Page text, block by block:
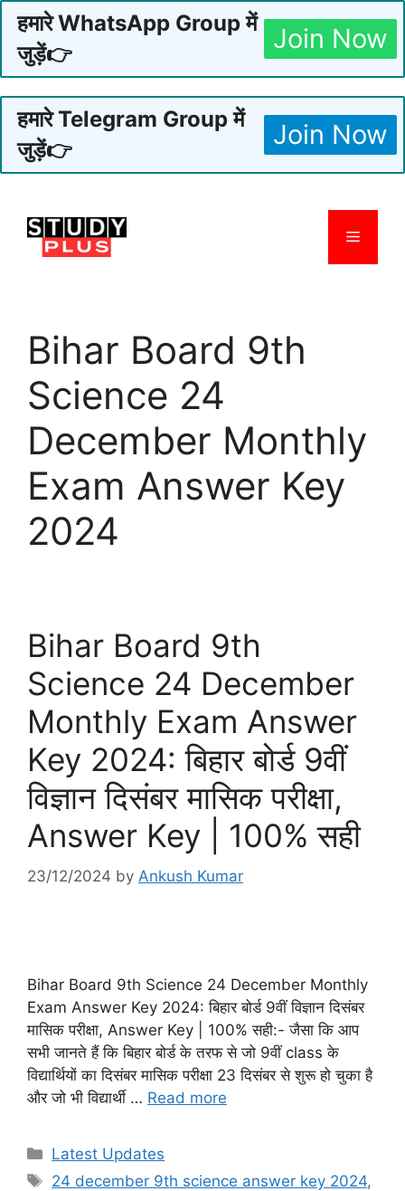
हमारे WhatsApp Group में
जुड़ें👉
Join Now
हमारे Telegram Group में
जुड़ें👉
Join Now
content
Menu
Bihar Board 9th
Science 24
December Monthly
Exam Answer Key
2024
Bihar Board 9th
Science 24 December
Monthly Exam Answer
Key 2024: बिहार बोर्ड 9वीं
विज्ञान दिसंबर मासिक परीक्षा,
Answer Key | 100% सही
23/12/2024 by Ankush Kumar
Bihar Board 9th Science 24 December Monthly
Exam Answer Key 2024: बिहार बोर्ड 9वीं विज्ञान दिसंबर
मासिक परीक्षा, Answer Key | 100% सही:- जैसा कि आप
सभी जानते हैं कि बिहार बोर्ड के तरफ से जो 9वीं class के
विद्यार्थियों का दिसंबर मासिक परीक्षा 23 दिसंबर से शुरू हो चुका है
और जो भी विद्यार्थी … Read more
Categories
Latest Updates
Tags
24 december 9th science answer key 2024,